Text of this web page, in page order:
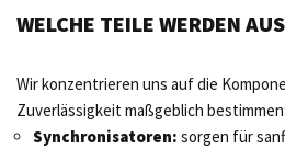
WELCHE TEILE WERDEN
Wir konzentrieren uns auf die
Zuverlässigkeit maßgeblich bestimmen:
Synchronisatoren: sorgen für